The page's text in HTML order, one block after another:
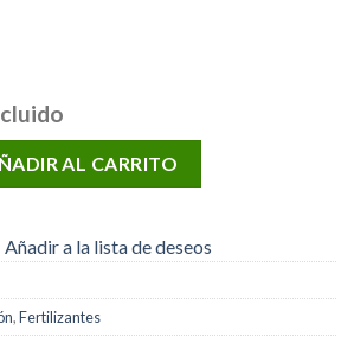
AL CARRITO
Añadir a la lista de deseos
,Fertilizantes